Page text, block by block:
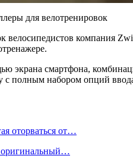
велосипедистов компания
экрана смартфона,
с полным набором опций
оторваться от…
оригинальный…